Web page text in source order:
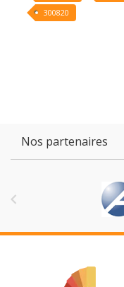
300820
Nos partenaires
